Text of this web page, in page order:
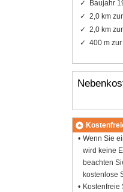
Baujahr
2,0 km
2,0 km
400 m zur
Wenn Sie
wird keine
beachten
kostenlose
Kostenfreie